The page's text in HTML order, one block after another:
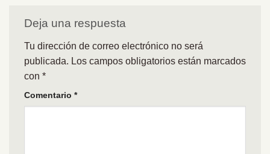
Deja una respuesta
Tu dirección de correo electrónico no será
publicada. Los campos obligatorios están marcados
con *
Comentario *